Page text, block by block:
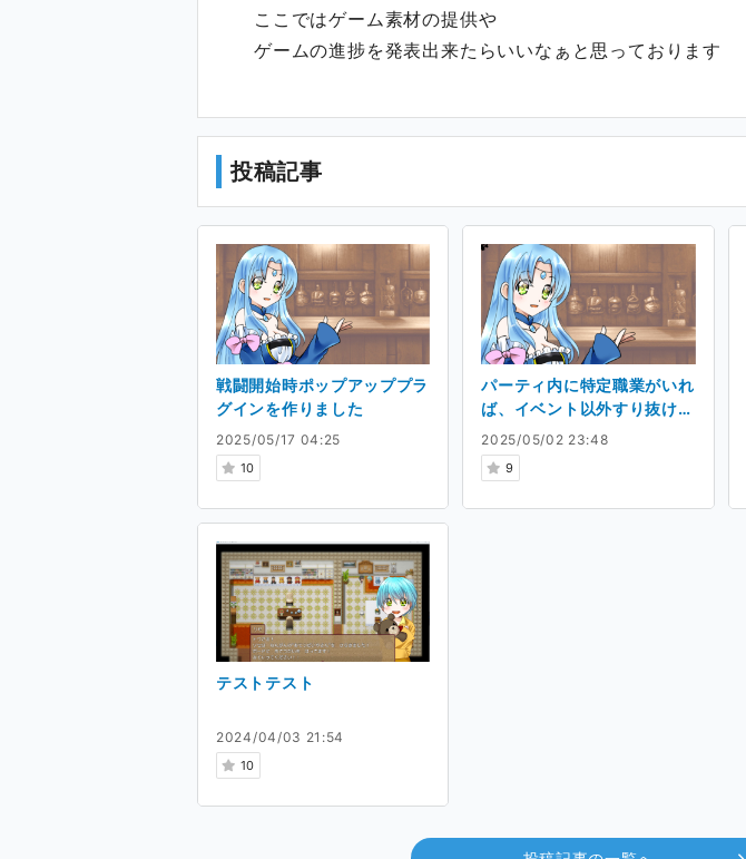
ここではゲーム素材の提供や
ゲームの進捗を発表出来たらいいなぁと思っております
投稿記事
2025/05/17 04:25
10
戦闘開始時ポップアッププラ
グインを作りました
2025/05/02 23:48
9
パーティ内に特定職業がいれ
ば、イベント以外すり抜けて
リージョンを通行できるプラ
グイン
2024/04/03 21:54
10
テストテスト